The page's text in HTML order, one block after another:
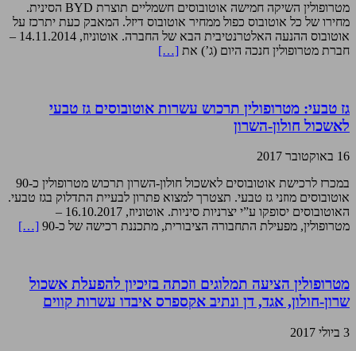
מטרופולין השיקה חמישה אוטובוסים חשמליים תוצרת BYD הסינית.
מחירו של כל אוטובוס כפול ממחיר אוטובוס דיזל. המאבק כעת יתרכז על
אוטובוס ההנעה האלטרנטיבית הבא של החברה. אוטוניוז, 14.11.2014 –
חברת מטרופולין חנכה היום (ג’) את […]
גז טבעי: מטרופולין תרכוש עשרות אוטובוסים גז טבעי
לאשכול חולון-השרון
16 באוקטובר 2017
במכרז לרכישת אוטובוסים לאשכול חולון-השרון תרכוש מטרופולין כ-90
אוטובוסים מוזני גז טבעי. תצטרך למצוא פתרון לבעיית התדלוק בגז טבעי.
האוטובוסים יסופקו ע”י יצרניות סיניות. אוטוניוז, 16.10.2017 –
מטרופולין, מפעילת התחבורה הציבורית, מתכננת רכישה של כ-90
[…]
מטרופולין הציעה תמלוגים וזכתה בזיכיון להפעלת אשכול
שרון-חולון, אגד, דן ונתיב אקספרס איבדו עשרות קווים
3 ביולי 2017